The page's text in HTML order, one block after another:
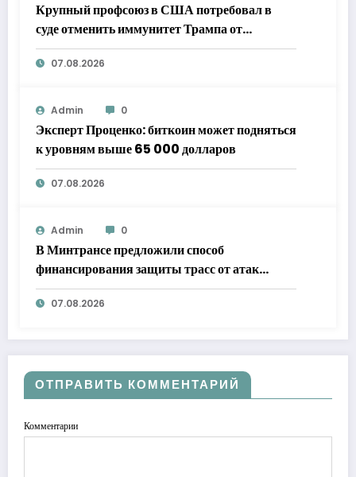
Крупный профсоюз в США потребовал в
суде отменить иммунитет Трампа от
налоговых проверок
07.08.2026
Admin 0
Эксперт Проценко: биткоин может подняться
к уровням выше 65 000 долларов
07.08.2026
Admin 0
В Минтрансе предложили способ
финансирования защиты трасс от атак
БПЛА
07.08.2026
ОТПРАВИТЬ КОММЕНТАРИЙ
Комментарии